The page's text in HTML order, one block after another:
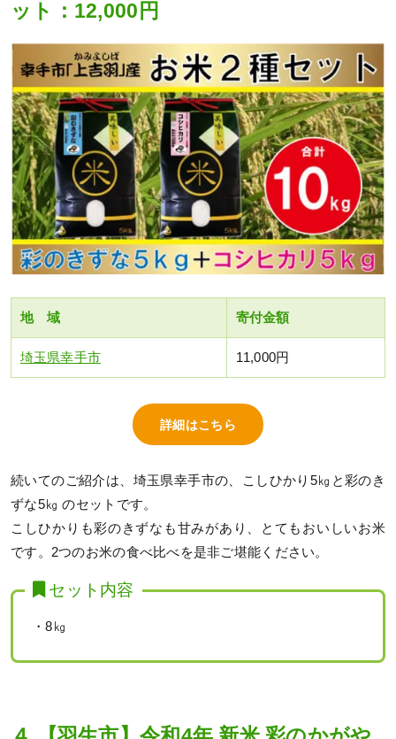
ット：12,000円
地 域 寄付金額
埼玉県幸手市 11,000円
詳細はこちら
続いてのご紹介は、埼玉県幸手市の、こしひかり5㎏と彩のき
ずな5㎏ のセットです。
こしひかりも彩のきずなも甘みがあり、とてもおいしいお米
です。2つのお米の食べ比べを是非ご堪能ください。
セット内容
・8㎏